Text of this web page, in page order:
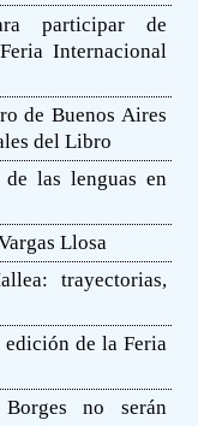
participar de
Internacional
de Buenos Aires
del Libro
las lenguas en
Llosa
trayectorias,
edición de la Feria
no serán